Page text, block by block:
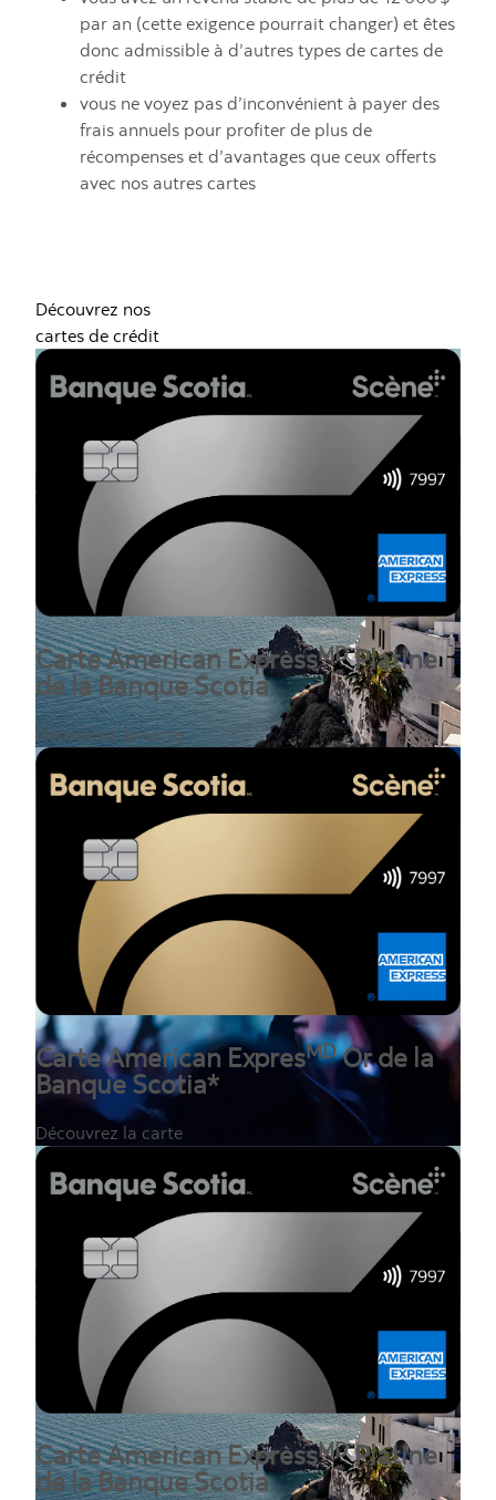
par an (cette exigence pourrait changer) et êtes
donc admissible à d’autres types de cartes de
crédit
vous ne voyez pas d’inconvénient à payer des
frais annuels pour profiter de plus de
récompenses et d’avantages que ceux offerts
avec nos autres cartes
Découvrez nos
cartes de crédit
Carte American ExpressMDPlatine
de la Banque Scotia
Découvrez la carte
Carte American ExpresMDOr de la
Banque Scotia*
Découvrez la carte
Carte American ExpressMDPlatine
de la Banque Scotia